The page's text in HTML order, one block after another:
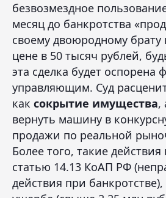
безвозмездное
месяц до банкротства
своему двоюродному брату
цене в 50 тысяч рублей,
эта сделка будет оспорена
управляющим. Суд
как сокрытие имущества,
вернуть машину в
продажи по реальной
Более того, такие
статью 14.13 КоАП РФ
действия при